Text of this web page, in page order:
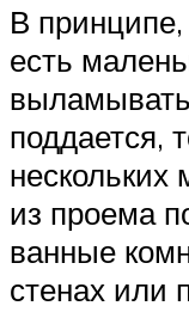
В принципе,
есть
поддается,
нескольких
из проема
ванные
стенах или